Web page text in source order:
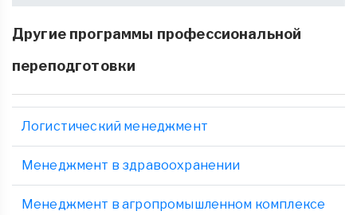
Другие программы профессиональной
переподготовки
Логистический менеджмент
Менеджмент в здравоохранении
Менеджмент в агропромышленном комплексе